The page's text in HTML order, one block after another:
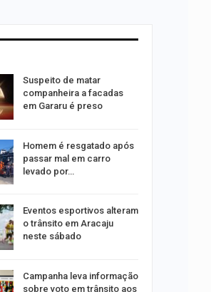
Suspeito de matar
companheira a facadas
em Gararu é preso
Homem é resgatado após
passar mal em carro
levado por…
Eventos esportivos alteram
o trânsito em Aracaju
neste sábado
Campanha leva informação
sobre voto em trânsito aos